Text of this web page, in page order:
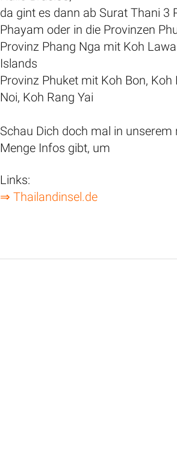
da gint es dann ab Surat Thani 3
Phayam oder in die Provinzen
Provinz Phang Nga mit Koh
Islands
Provinz Phuket mit Koh Bon,
Noi, Koh Rang Yai
Schau Dich doch mal in
Menge Infos gibt, um
Links:
⇒ Thailandinsel.de